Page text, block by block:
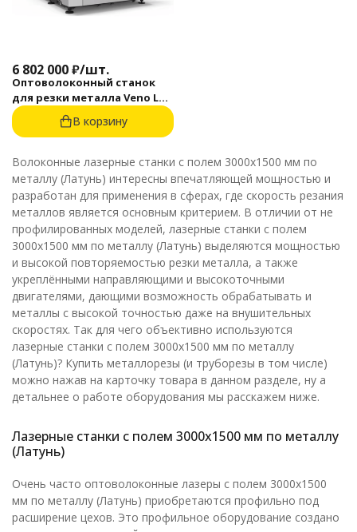
6 802 000₽/шт.
Оптоволоконный станок
для резки металла Veno Lex
3015F 6000 Raycus BM114S
В корзину
Волоконные лазерные станки с полем 3000х1500 мм по
металлу (Латунь) интересны впечатляющей мощностью и
разработан для применения в сферах, где скорость резания
металлов является основным критерием. В отличии от не
профилированных моделей, лазерные станки с полем
3000х1500 мм по металлу (Латунь) выделяются мощностью
и высокой повторяемостью резки металла, а также
укреплёнными направляющими и высокоточными
двигателями, дающими возможность обрабатывать и
металлы с высокой точностью даже на внушительных
скоростях. Так для чего объективно используются
лазерные станки с полем 3000х1500 мм по металлу
(Латунь)? Купить металлорезы (и труборезы в том числе)
можно нажав на карточку товара в данном разделе, ну а
детальнее о работе оборудования мы расскажем ниже.
Лазерные станки с полем 3000х1500 мм по металлу
(Латунь)
Очень часто оптоволоконные лазеры с полем 3000х1500
мм по металлу (Латунь) приобретаются профильно под
расширение цехов. Это профильное оборудование создано